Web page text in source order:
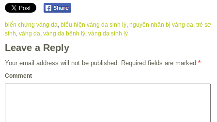
biến chứng vàng da biểu hiện vàng da sinh lý nguyên nhân bị vàng da trẻ sơ
sinh vàng da vàng da bệnh lý vàng da sinh lý
Leave a Reply
Your email address will not be published. Required fields are marked *
Comment